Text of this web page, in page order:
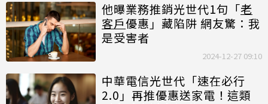
他曝業務推銷光世代1句「老
客戶優惠」藏陷阱 網友驚：我
是受害者
2024-12-27 09:10
中華電信光世代「速在必行
2.0」再推優惠送家電！這類